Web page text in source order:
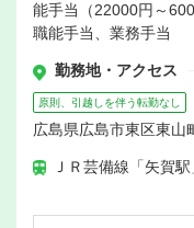
能手当（22000円～
職能手当、業務手当
勤務地・アクセス
原則、引越しを伴う転勤なし
広島県広島市東区東山
ＪＲ芸備線「矢賀